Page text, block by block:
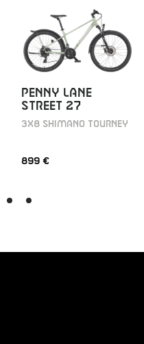
PENNY LANE
STREET 27
3X8 SHIMANO TOURNEY
899 €